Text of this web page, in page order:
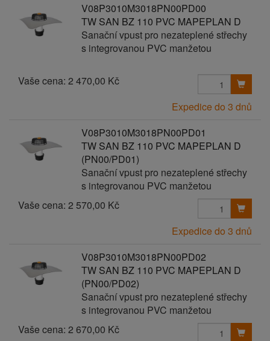
V08P3010M3018PN00PD00
TW SAN BZ 110 PVC MAPEPLAN D
Sanační vpust pro nezateplené střechy
s integrovanou PVC manžetou
Vaše cena: 2 470,00 Kč
Expedice do 3 dnů
V08P3010M3018PN00PD01
TW SAN BZ 110 PVC MAPEPLAN D
(PN00/PD01)
Sanační vpust pro nezateplené střechy
s integrovanou PVC manžetou
Vaše cena: 2 570,00 Kč
Expedice do 3 dnů
V08P3010M3018PN00PD02
TW SAN BZ 110 PVC MAPEPLAN D
(PN00/PD02)
Sanační vpust pro nezateplené střechy
s integrovanou PVC manžetou
Vaše cena: 2 670,00 Kč